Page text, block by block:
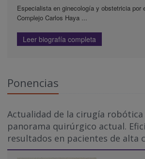
Especialista en ginecología y obstetricia por
Complejo Carlos Haya ...
Leer biografía completa
Ponencias
Actualidad de la cirugía robótica
panorama quirúrgico actual.
resultados en pacientes de alta